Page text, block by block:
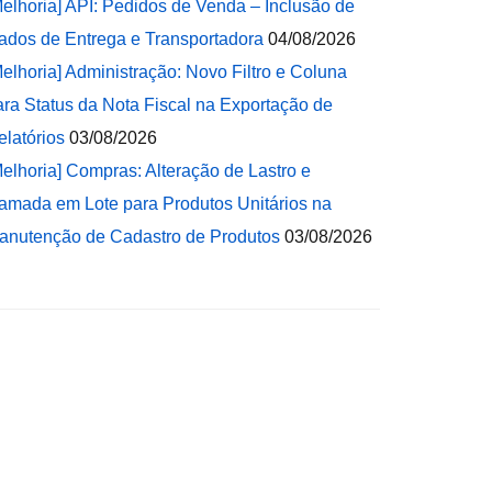
API: Pedidos de Venda – Inclusão de
de Entrega e Transportadora 04/08/2026
Administração: Novo Filtro e Coluna
Status da Nota Fiscal na Exportação de
03/08/2026
Compras: Alteração de Lastro e
em Lote para Produtos Unitários na
de Cadastro de Produtos 03/08/2026